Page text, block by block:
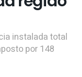
instalada total
por 148